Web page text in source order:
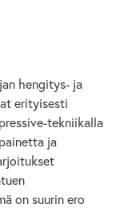
hengitys- ja
erityisesti
tekniikalla
ja
on suurin ero